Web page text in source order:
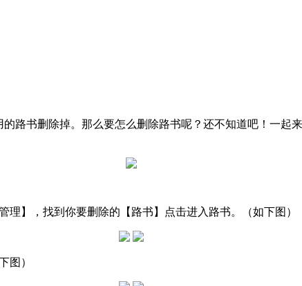
路书删除掉。那么要怎么删除路书呢？还不知道吧！一起
】，找到你要删除的【路书】点击进入路书。（如下图）
图）